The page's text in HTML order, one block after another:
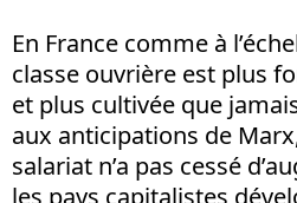
En France comme à
classe ouvrière est plus
et plus cultivée que
aux anticipations de
salariat n’a pas cessé